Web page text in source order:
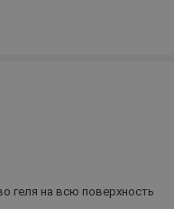
геля на всю поверхность